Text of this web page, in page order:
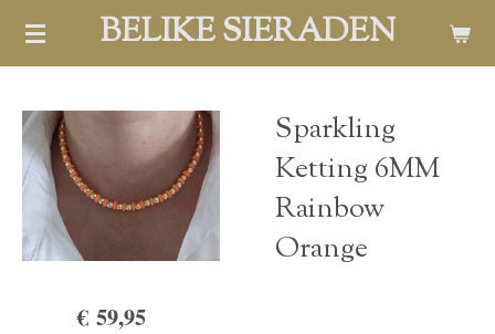
Ga
de
hoofdinhoud
BELIKE SIERADEN
Sparkling
Ketting 6MM
Rainbow
Orange
€ 59,95